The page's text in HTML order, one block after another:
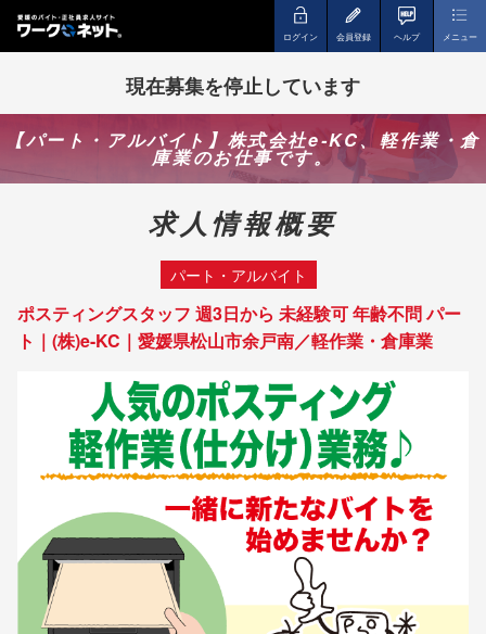
ログイン 会員登録 ヘルプ メニュー
現在募集を停止しています
【パート・アルバイト】株式会社e-KC、軽作業・倉
庫業のお仕事です。
求人情報概要
パート・アルバイト
ポスティングスタッフ 週3日から 未経験可 年齢不問 パー
ト｜(株)e-KC｜愛媛県松山市余戸南／軽作業・倉庫業